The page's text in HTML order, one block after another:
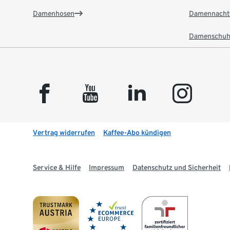
Damenhosen
facebook youtube linkedin instagram
Vertrag widerrufen Kaffee-Abo kündigen
Service & Hilfe Impressum Datenschutz und Sicherheit